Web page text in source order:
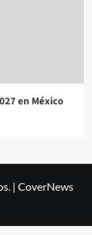
en México
| CoverNews